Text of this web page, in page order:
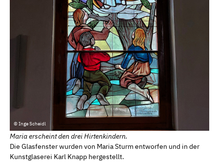
© Inge Scheidl
Maria erscheint den drei Hirtenkindern.
Die Glasfenster wurden von Maria Sturm entworfen und in der
Kunstglaserei Karl Knapp hergestellt.